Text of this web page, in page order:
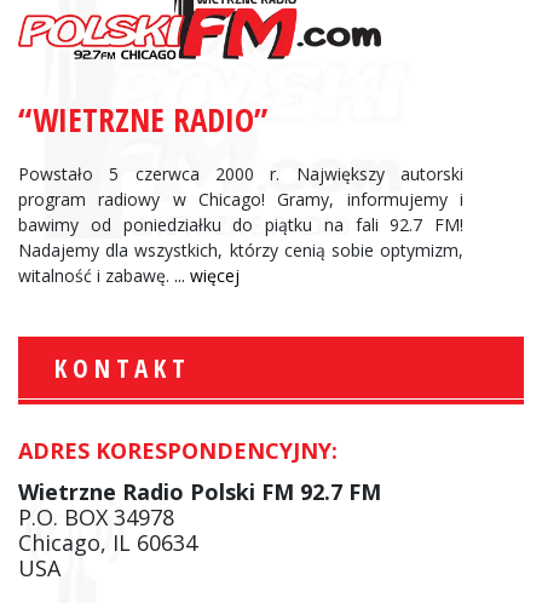
“WIETRZNE RADIO”
Powstało 5 czerwca 2000 r. Największy autorski
program radiowy w Chicago! Gramy, informujemy i
bawimy od poniedziałku do piątku na fali 92.7 FM!
Nadajemy dla wszystkich, którzy cenią sobie optymizm,
witalność i zabawę. ... więcej
KONTAKT
ADRES KORESPONDENCYJNY:
Wietrzne Radio Polski FM 92.7 FM
P.O. BOX 34978
Chicago, IL 60634
USA